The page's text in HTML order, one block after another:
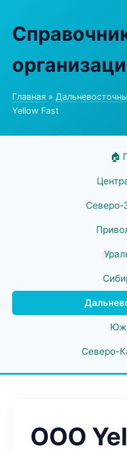
Главная »
Yellow Fast
🏠
Северо-
ООО